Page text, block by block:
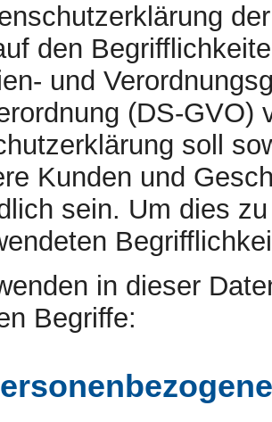
den
und
(DS-GVO)
soll
Kunden und
sein. Um dies
in dieser
Begriffe: